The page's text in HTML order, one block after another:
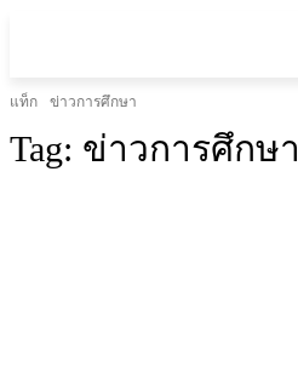
แท็ก ข่าวการศึกษา
Tag: ข่าวการศึกษา